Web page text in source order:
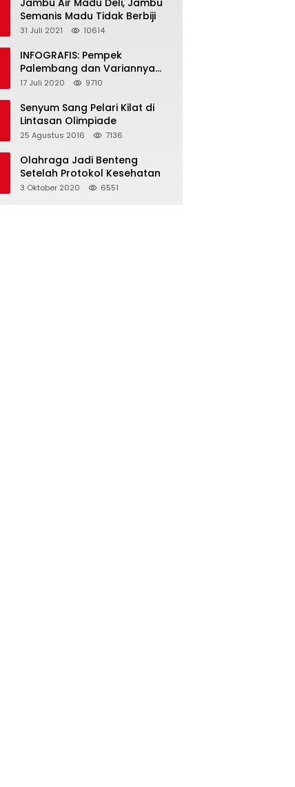
Jambu Air Madu Deli, Jambu
Semanis Madu Tidak Berbiji
31 Juli 2021 10614
INFOGRAFIS: Pempek
Palembang dan Variannya
yang Melegenda
17 Juli 2020 9710
Senyum Sang Pelari Kilat di
Lintasan Olimpiade
25 Agustus 2016 7136
Olahraga Jadi Benteng
Setelah Protokol Kesehatan
3 Oktober 2020 6551